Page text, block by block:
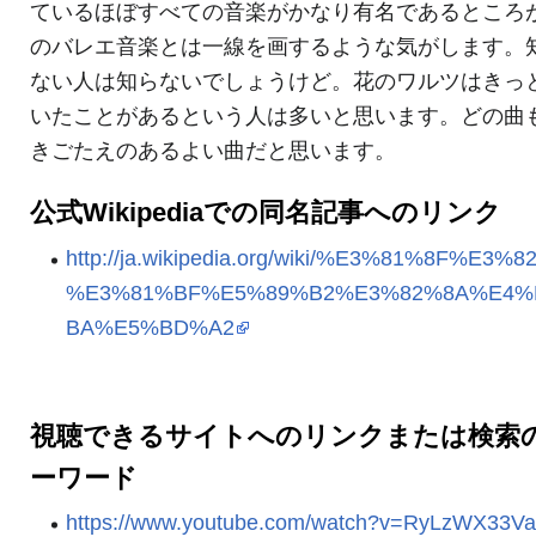
ているほぼすべての音楽がかなり有名であるところ
のバレエ音楽とは一線を画するような気がします。
ない人は知らないでしょうけど。花のワルツはきっ
いたことがあるという人は多いと思います。どの曲
きごたえのあるよい曲だと思います。
公式Wikipediaでの同名記事へのリンク
http://ja.wikipedia.org/wiki/
BA%E5%BD%A2
視聴できるサイトへのリンクまたは検索
ーワード
https://www.youtube.com/